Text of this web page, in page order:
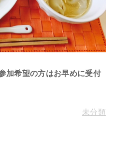
加希望の方はお早めに受付
未分類